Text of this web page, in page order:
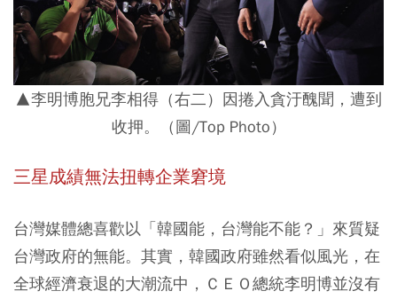
▲李明博胞兄李相得（右二）因捲入貪汙醜聞，遭到
收押。（圖/Top Photo）
三星成績無法扭轉企業窘境
台灣媒體總喜歡以「韓國能，台灣能不能？」來質疑
台灣政府的無能。其實，韓國政府雖然看似風光，在
全球經濟衰退的大潮流中，ＣＥＯ總統李明博並沒有